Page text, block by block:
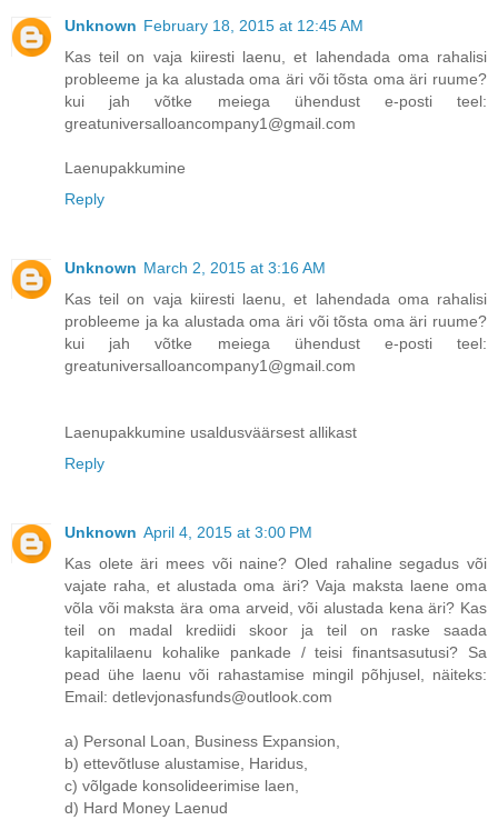
Unknown February 18, 2015 at 12:45 AM
Kas teil on vaja kiiresti laenu, et lahendada oma rahalisi
probleeme ja ka alustada oma äri või tõsta oma äri ruume?
kui jah võtke meiega ühendust e-posti teel:
greatuniversalloancompany1@gmail.com
Laenupakkumine
Reply
Unknown March 2, 2015 at 3:16 AM
Kas teil on vaja kiiresti laenu, et lahendada oma rahalisi
probleeme ja ka alustada oma äri või tõsta oma äri ruume?
kui jah võtke meiega ühendust e-posti teel:
greatuniversalloancompany1@gmail.com
Laenupakkumine usaldusväärsest allikast
Reply
Unknown April 4, 2015 at 3:00 PM
Kas olete äri mees või naine? Oled rahaline segadus või
vajate raha, et alustada oma äri? Vaja maksta laene oma
võla või maksta ära oma arveid, või alustada kena äri? Kas
teil on madal krediidi skoor ja teil on raske saada
kapitalilaenu kohalike pankade / teisi finantsasutusi? Sa
pead ühe laenu või rahastamise mingil põhjusel, näiteks:
Email: detlevjonasfunds@outlook.com
a) Personal Loan, Business Expansion,
b) ettevõtluse alustamise, Haridus,
c) võlgade konsolideerimise laen,
d) Hard Money Laenud